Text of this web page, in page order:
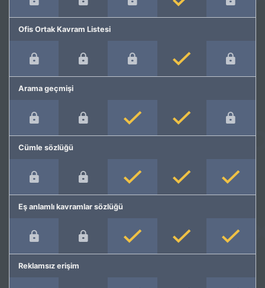
Ofis Ortak Kavram Listesi
Arama geçmişi
Cümle sözlüğü
Eş anlamlı kavramlar sözlüğü
Reklamsız erişim